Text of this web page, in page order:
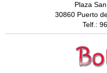
Plaza
30860 Puerto
Telf.: